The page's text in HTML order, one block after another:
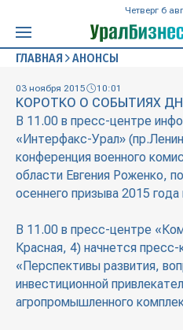
Четверг 6
ГЛАВНАЯ АНОНСЫ
03 ноября 2015 10:01
КОРОТКО О СОБЫТИЯХ
В 11.00 в пресс-центре
«Интерфакс-Урал»
конференция военного
области Евгения Роженко,
осеннего призыва 2015 года
В 11.00 в пресс-центре
Красная, 4) начнется
«Перспективы развития,
инвестиционной
агропромышленного